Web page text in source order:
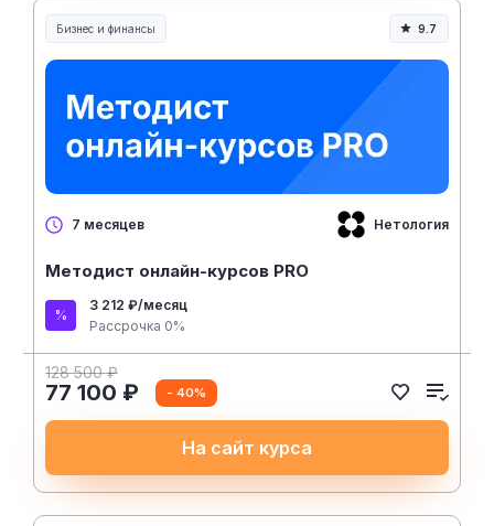
Бизнес и финансы 9.7
7 месяцев Нетология
Методист онлайн-курсов PRO
3 212 ₽/месяц
Рассрочка 0%
128 500 ₽
77 100 ₽ - 40%
На сайт курса